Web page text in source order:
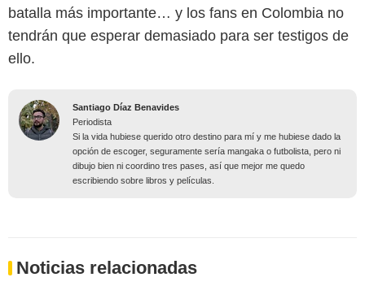
batalla más importante… y los fans en Colombia no
tendrán que esperar demasiado para ser testigos de
ello.
Santiago Díaz Benavides
Periodista
Si la vida hubiese querido otro destino para mí y me hubiese dado la
opción de escoger, seguramente sería mangaka o futbolista, pero ni
dibujo bien ni coordino tres pases, así que mejor me quedo
escribiendo sobre libros y películas.
Noticias relacionadas